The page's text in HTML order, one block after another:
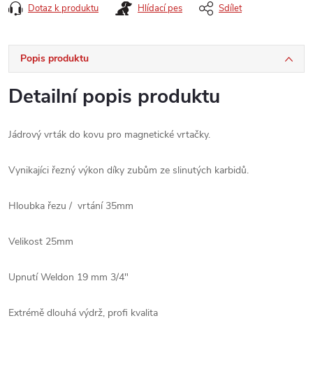
Dotaz k produktu Hlídací pes Sdílet
Popis produktu
Detailní popis produktu
Jádrový vrták do kovu pro magnetické vrtačky.
Vynikajíci řezný výkon díky zubům ze slinutých karbidů.
Hloubka řezu / vrtání 35mm
Velikost 25mm
Upnutí Weldon 19 mm 3/4"
Extrémě dlouhá výdrž, profi kvalita